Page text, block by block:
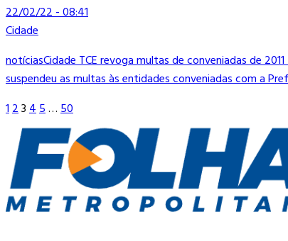
22/02/22 - 08:41
Cidade
notíciasCidade TCE revoga multas de conveniadas de
suspendeu as multas às entidades conveniadas com a
12345…50